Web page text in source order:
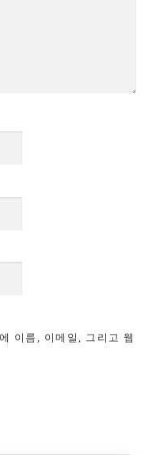
이름, 이메일, 그리고 웹